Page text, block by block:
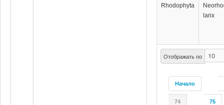
Отображать по
Начало
74 75
Rhodophyta
larix